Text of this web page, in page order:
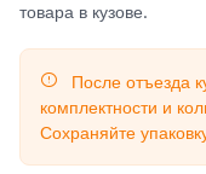
товара в кузове.
После отъезда
комплектности и
Сохраняйте